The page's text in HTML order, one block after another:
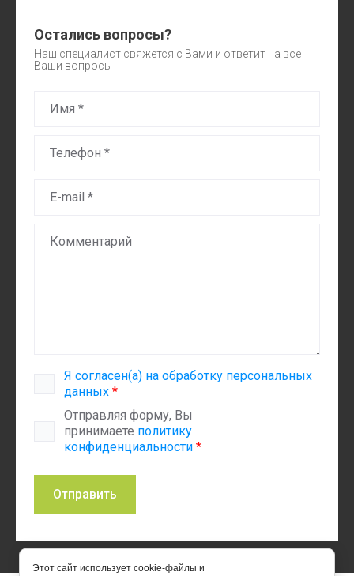
Остались вопросы?
Наш специалист свяжется с Вами и ответит на все
Ваши вопросы
Я согласен(а) на обработку персональных
данных *
Отправляя форму, Вы
принимаете политику
конфиденциальности *
Отправить
Этот сайт использует cookie-файлы и